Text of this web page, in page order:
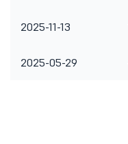
2025-11-13
2025-05-29